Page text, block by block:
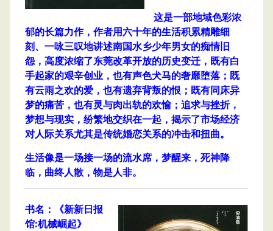
这是一部地域色彩浓
郁的长篇力作，作者用六十年的生活积累精雕细
刻、一咏三叹地讲述南国水乡少年男女的痴情旧
怨，高度浓缩了东莞改革开放的历史变迁，既有白
手起家的艰辛创业，也有声色犬马的奢靡堕落；既
有云雨之欢的爱，也有遗弃背叛的恨；既有同床异
梦的痛苦，也有灵与肉出轨的欢愉；追求与挫折，
梦想与现实，纷繁地交织在一起，揭示了市场经济
对人际关系尤其是传统婚恋关系的冲击和扭曲。
生活像是一场接一场的流水席，梦醒来，死神降
临，曲终人散，物是人非。
书名：《新新日报
馆:机械崛起》